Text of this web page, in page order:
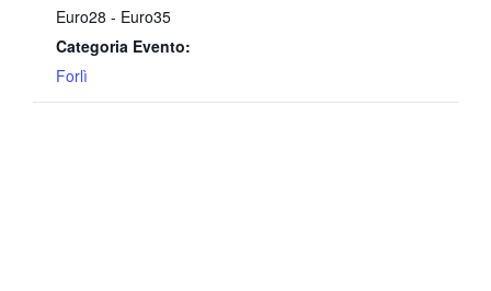
Euro28 - Euro35
Categoria Evento:
Forlì